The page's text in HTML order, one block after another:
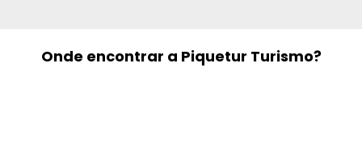
Onde encontrar a Piquetur Turismo?